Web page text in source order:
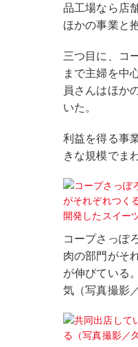
品工場なら店
ほかの事業と
三つ目に、コ
まで主婦を中
員さんはほか
いた。
利益を得る事
きな規模でま
コープさっぽ
肉の部門がそ
が伸びている
気（写真撮影